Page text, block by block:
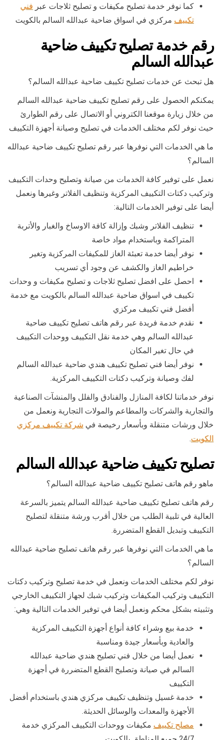
كما نوفر خدمة تصليح مكيفات و تصليح ثلاجات عبر فني
تكييف مركزي في اسواق ضاحية عبدالله السالم بالكويت
رقم خدمة تصليح تكييف ضاحية
عبدالله السالم
هل تبحث عن خدمات تصليح تكييف ضاحية عبدالله السالم؟
يمكنكم الحصول على رقم تصليح تكييف ضاحية عبدالله السالم
من خلال زيارة موقعنا الكتروني أو الاتصال على رقم الطوارئ
حيث نوفر لكم مختلف الخدمات في تصليح وصيانة أجهزة التكييف
ما هي الخدمات التي نوفرها عبر رقم تصليح تكييف ضاحية عبدالله
السالم؟
نعمل على توفير كافة الخدمات من صيانة وتصليح وحدات التكييف
وتركيب دكتات التكييف المركزية وتنظيف الفلاتر وغيرها ونعمل
أيضا على توفير الخدمات التالية:
تنظيف الفلاتر وشبك وإزالة كافة الاوساخ والغبار والأتربة
المتراكمة وباستخدام مواد خاصة
نوفر أيضا خدمة تعبئة الغاز للمكيفات المركزية وتغير
خراطيم الغاز والكشف عن وجود أي تسريب
احصل على افضل تصليح ثلاجات و تصليح مكيفات و وحدات
تكييف في اسواق ضاحية عبدالله السالم بالكويت مع خدمة
أفضل فني تكييف مركزي
نقدم خدمة فريدة عبر رقم هاتف تصليح تكييف ضاحية
عبدالله السالم وهي خدمة نقل التكييف ووحدات التكييف
في حال تغير المكان
نوفر أيضا فني تصليح تكييف هندي ضاحية عبدالله السالم
لفك وصيانة وتركيب دكتات التكييف المركزية.
نوفر خدماتنا لكافة المنازل والفنادق والفلل والمنشآت الصناعية
والتجارية والشركات والمطاعم والمولات التجارية ونعمل من
خلال ورشات متنقلة وبأسعار رخيصة في شركة تكييف مركزي
الكويت.
تصليح تكييف ضاحية عبدالله السالم
ماهو رقم هاتف تصليح تكييف ضاحية عبدالله السالم؟
رقم هاتف تصليح تكييف ضاحية عبدالله السالم يتميز بالسرعة
العالية في تلبية الطلب من خلال أقرب ورشة متنقلة لتصليح
التكييف وتبديل القطع المتضررة.
ما هي الخدمات التي نوفرها عبر رقم هاتف تصليح ضاحية عبدالله
السالم؟
نوفر لكم مختلف الخدمات ونعمل في خدمة تصليح وتركيب دكتات
التكييف وتركيب المكيفات وتركيب شبك لجهاز التكييف الخارجي
وتثبيته بشكل محكم ونعمل أيضا في توفير الخدمات التالية وهي:
خدمة بيع وشراء كافة أنواع أجهزة التكييف المركزية
والعادية وبأسعار جيدة ومناسبة
نعمل أيضا من خلال فني تصليح هندي ضاحية عبدالله
السالم في صيانة وتصليح القطع المتضررة في أجهزة
التكييف
خدمة غسيل وتنظيف تكييف مركزي هندي باستخدام أفضل
الأجهزة والمعدات والوسائل الحديثة.
مصلح تكييف مكيفات ووحدات التكييف المركزي خدمة